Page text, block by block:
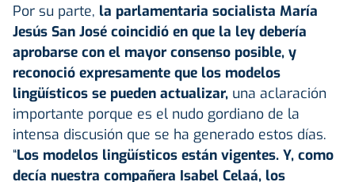
Por su parte, la parlamentaria socialista María
Jesús San José coincidió en que la ley debería
aprobarse con el mayor consenso posible, y
reconoció expresamente que los modelos
lingüísticos se pueden actualizar, una aclaración
importante porque es el nudo gordiano de la
intensa discusión que se ha generado estos días.
“Los modelos lingüísticos están vigentes. Y, como
decía nuestra compañera Isabel Celaá, los